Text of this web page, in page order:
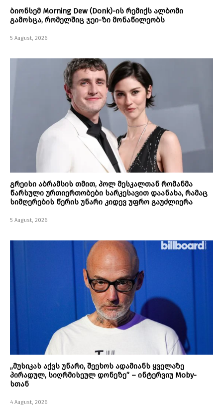
ბიონსემ Morning Dew (Donk)-ის რემიქს ალბომი
გამოსცა, რომელშიც ჯეი-ზი მონაწილეობს
5 August, 2026
გრეისი აბრამსის თმით, პოლ მესკალთან რომანმა
წარსული ურთიერთობები სარკესავით დაანახა, რამაც
სიმღერების წერის უნარი კიდევ უფრო გაუძლიერა
5 August, 2026
„მუსიკას აქვს უნარი, შეეხოს ადამიანს ყველაზე
პირადულ, სიღრმისეულ დონეზე” – ინტერვიუ Moby-
სთან
4 August, 2026